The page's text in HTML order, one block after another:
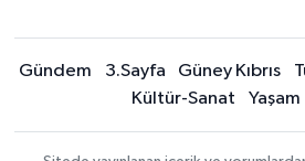
Gündem 3.Sayfa Güney Kıbrıs
Kültür-Sanat
Yaşam